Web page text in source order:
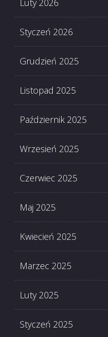
Styczeń 2026
Grudzień 2025
Listopad 2025
Październik 2025
Wrzesień 2025
Czerwiec 2025
Maj 2025
Kwiecień 2025
Marzec 2025
Luty 2025
Styczeń 2025